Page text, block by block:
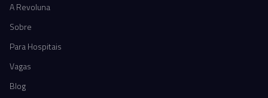
A Revoluna
Sobre
Para Hospitais
Vagas
Blog